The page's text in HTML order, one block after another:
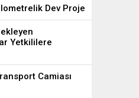
Dev Proje
Yetkililere
Camiası